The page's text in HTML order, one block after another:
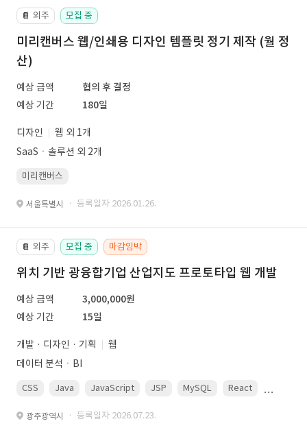
📔 외주 모집 중
미리캔버스 웹/인쇄용 디자인 템플릿 정기 제작 (월 정
산)
예상 금액
협의 후 결정
예상 기간
180일
디자인
웹 외 1개
SaaSㆍ솔루션 외 2개
미리캔버스
서울특별시 · 등록일자 2026.01.26.
📔 외주 모집 중 마감임박
위치 기반 광융합기업 산업지도 프로토타입 웹 개발
예상 금액
3,000,000원
예상 기간
15일
개발 · 디자인 · 기획
웹
데이터 분석ㆍBI
CSS Java JavaScript JSP MySQL React
광주광역시 · 등록일자 2026.07.23.